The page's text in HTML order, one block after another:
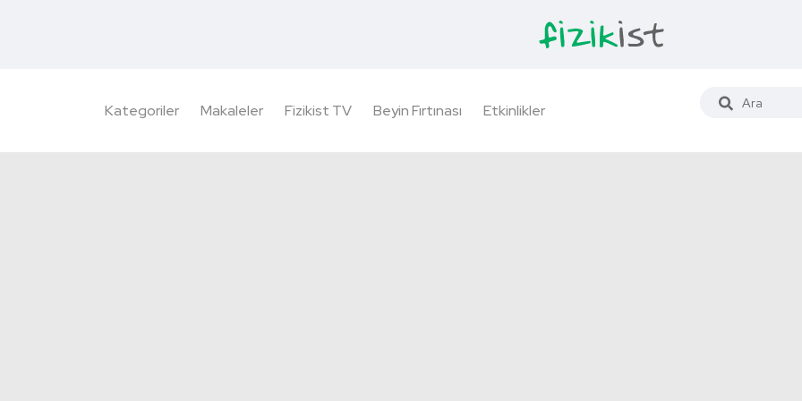
Kategoriler Makaleler Fizikist TV Beyin Fırtınası Etkinlikler